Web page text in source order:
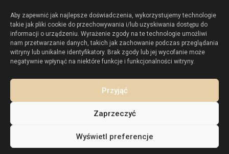
Aby zapewnić jak najlepsze doświadczenia, wykorzystujemy technologie
takie jak pliki cookie do przechowywania i/lub uzyskiwania dostępu do
informacji o urządzeniu. Wyrażenie zgody na te technologie umożliwi
nam przetwarzanie danych, takich jak zachowanie podczas przeglądania
witryny lub unikalne identyfikatory. Brak zgody lub jej wycofanie może
negatywnie wpłynąć na niektóre funkcje i funkcjonalności witryny.
Przyjąć
Zaprzeczyć
Wyświetl preferencje
Sprzedaj swoją nieruchomość:
Sprzedaj nieruchomość w La Mata